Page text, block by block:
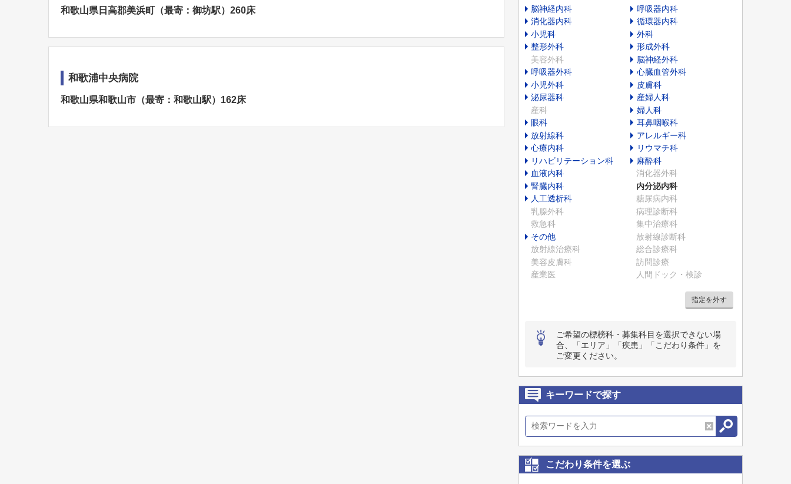
和歌山県日高郡美浜町（最寄：御坊駅）260床
和歌浦中央病院
和歌山県和歌山市（最寄：和歌山駅）162床
脳神経内科
呼吸器内科
消化器内科
循環器内科
小児科
外科
整形外科
形成外科
美容外科
脳神経外科
呼吸器外科
心臓血管外科
小児外科
皮膚科
泌尿器科
産婦人科
産科
婦人科
眼科
耳鼻咽喉科
放射線科
アレルギー科
心療内科
リウマチ科
リハビリテーション科
麻酔科
血液内科
消化器外科
腎臓内科
内分泌内科
人工透析科
糖尿病内科
乳腺外科
病理診断科
救急科
集中治療科
その他
放射線診断科
放射線治療科
総合診療科
美容皮膚科
訪問診療
産業医
人間ドック・検診
指定を外す
ご希望の標榜科・募集科目を選択できない場
合、「エリア」「疾患」「こだわり条件」を
ご変更ください。
キーワードで探す
こだわり条件を選ぶ